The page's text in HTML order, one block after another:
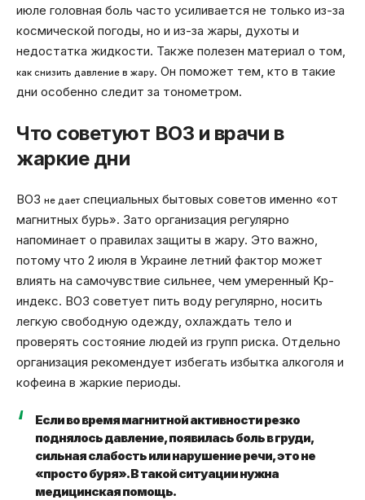
июле головная боль часто усиливается не только из-за
космической погоды, но и из-за жары, духоты и
недостатка жидкости. Также полезен материал о том,
как снизить давление в жару. Он поможет тем, кто в такие
дни особенно следит за тонометром.
Что советуют ВОЗ и врачи в
жаркие дни
ВОЗ не дает специальных бытовых советов именно «от
магнитных бурь». Зато организация регулярно
напоминает о правилах защиты в жару. Это важно,
потому что 2 июля в Украине летний фактор может
влиять на самочувствие сильнее, чем умеренный Kp-
индекс. ВОЗ советует пить воду регулярно, носить
легкую свободную одежду, охлаждать тело и
проверять состояние людей из групп риска. Отдельно
организация рекомендует избегать избытка алкоголя и
кофеина в жаркие периоды.
Если во время магнитной активности резко
поднялось давление, появилась боль в груди,
сильная слабость или нарушение речи, это не
«просто буря». В такой ситуации нужна
медицинская помощь.